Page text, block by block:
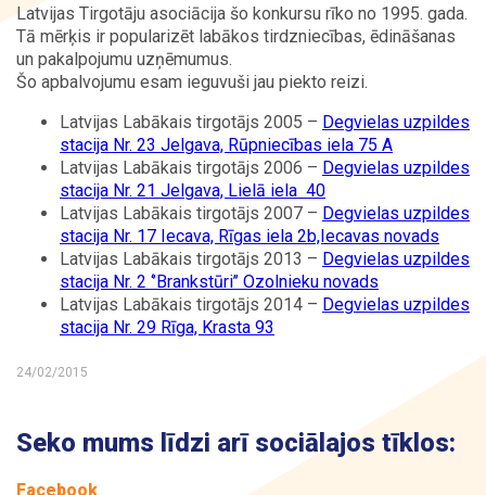
Latvijas Tirgotāju asociācija šo konkursu rīko no 1995. gada.
Tā mērķis ir popularizēt labākos tirdzniecības, ēdināšanas
un pakalpojumu uzņēmumus.
Šo apbalvojumu esam ieguvuši jau piekto reizi.
Latvijas Labākais tirgotājs 2005 – Degvielas uzpildes
stacija Nr. 23 Jelgava, Rūpniecības iela 75 A
Latvijas Labākais tirgotājs 2006 – Degvielas uzpildes
stacija Nr. 21 Jelgava, Lielā iela 40
Latvijas Labākais tirgotājs 2007 – Degvielas uzpildes
stacija Nr. 17 Iecava, Rīgas iela 2b,Iecavas novads
Latvijas Labākais tirgotājs 2013 – Degvielas uzpildes
stacija Nr. 2 ‘’Brankstūri’’ Ozolnieku novads
Latvijas Labākais tirgotājs 2014 – Degvielas uzpildes
stacija Nr. 29 Rīga, Krasta 93
24/02/2015
Seko mums līdzi arī sociālajos tīklos:
Facebook